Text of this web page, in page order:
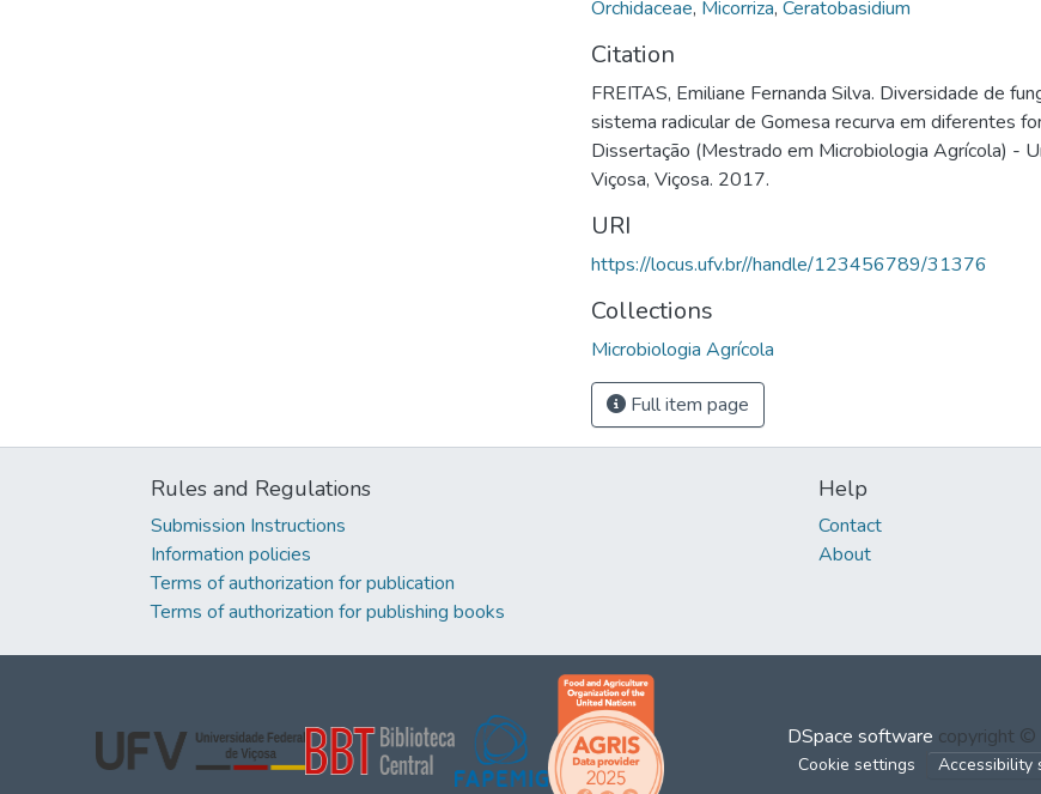
Orchidaceae, Micorriza, Ceratobasidium
Citation
FREITAS, Emiliane Fernanda Silva. Diversidade de
sistema radicular de Gomesa recurva em diferentes
Dissertação (Mestrado em Microbiologia Agrícola) -
Viçosa, Viçosa. 2017.
URI
https://locus.ufv.br//handle/123456789/31376
Collections
Microbiologia Agrícola
Full item page
Rules and Regulations
Submission Instructions
Information policies
Terms of authorization for publication
Terms of authorization for publishing books
Help
Contact
About
DSpace software copyright
Cookie settings Accessibility